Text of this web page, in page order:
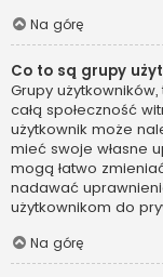
Na górę
Co to są grupy
Grupy
całą społeczność
użytkownik może
mieć swoje własne
mogą łatwo
nadawać
użytkownikom do
Na górę